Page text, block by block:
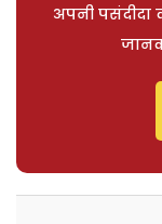
अपनी पसंदीदा